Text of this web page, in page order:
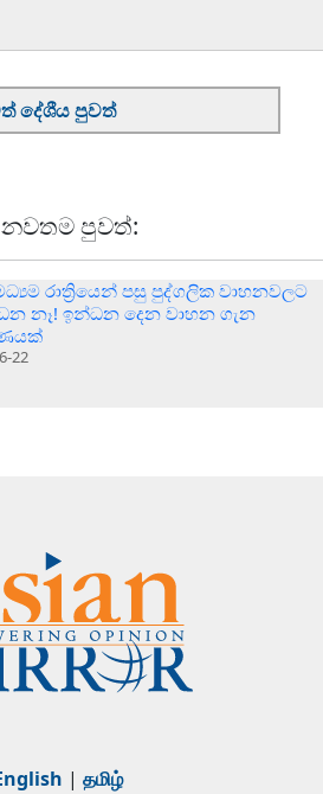
දේශීය පුවත්
පුවත්:
රාත්‍රියෙන් පසු පුද්ගලික වාහනවලට
නෑ! ඉන්ධන දෙන වාහන ගැන
22
| தமிழ்